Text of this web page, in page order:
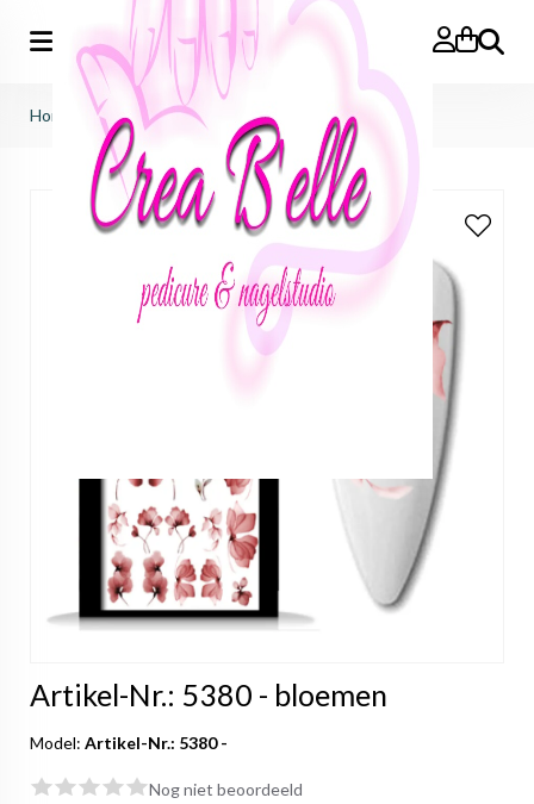
Zoeken
Home Artikel-Nr.: 5380 - bloemen
Artikel-Nr.: 5380 - bloemen
Model: Artikel-Nr.: 5380 -
Nog niet beoordeeld